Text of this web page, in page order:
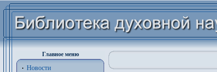
Главное меню
Новости